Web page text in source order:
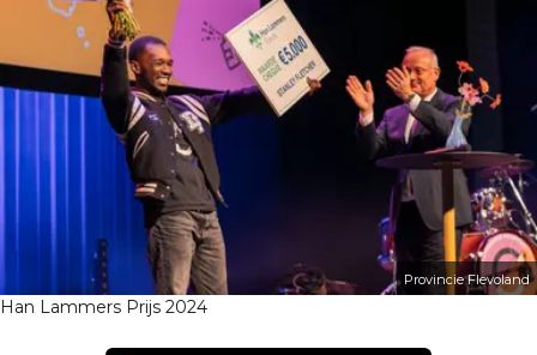
Provincie Flevoland
Han Lammers Prijs 2024